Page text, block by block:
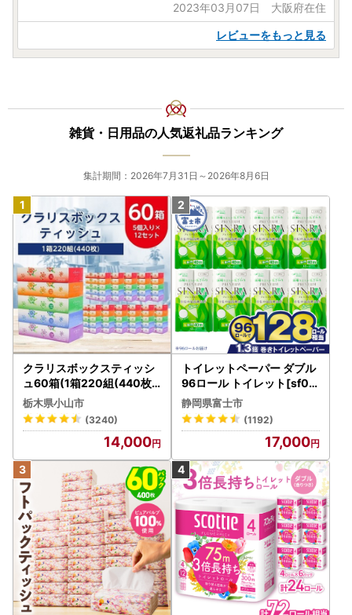
2023年03月07日 大阪府在住
レビューをもっと見る
雑貨・日用品の人気返礼品ランキング
集計期間：2026年7月31日～2026年8月6日
クラリスボックスティッシ
ュ60箱(1箱220組(440枚))
(5個入り×12セット)【配送
不可地域：離島・沖縄県】
【1256759】
栃木県小山市
(3240)
14,000
トイレットペーパー ダブル
96ロール トイレット[sf00
1-012]
静岡県富士市
(1192)
17,000